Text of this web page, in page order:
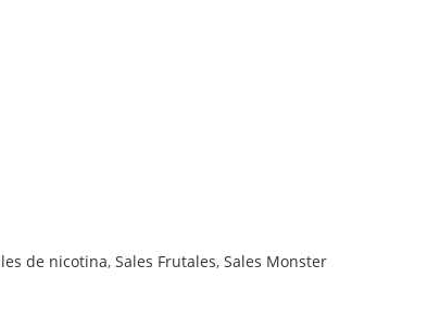
de nicotina, Sales Frutales, Sales Monster